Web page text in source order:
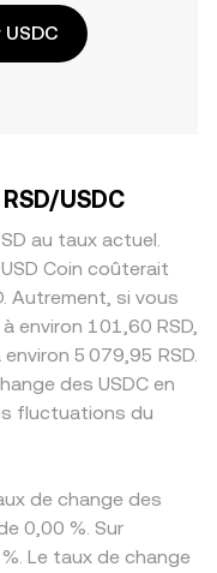
USDC
au taux actuel.
Coin coûterait
Autrement, si vous
environ 101,60 RSD,
5 079,95 RSD.
des USDC en
fluctuations du
de change des
0,00 %. Sur
Le taux de change